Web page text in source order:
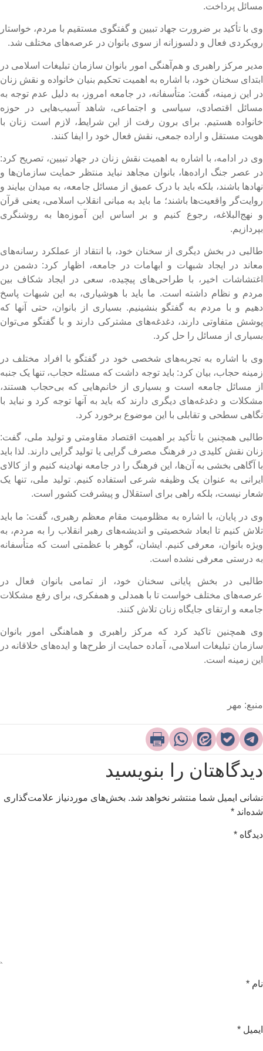
پرداخت.
با تأکید بر ضرورت جهاد تبیین و گفتگوی مستقیم با مردم، خواستار
فعال و دلسوزانه از سوی بانوان در عرصه‌های مختلف شد.
مرکز راهبری و هم‌آهنگی امور بانوان سازمان تبلیغات اسلامی در
سخنان خود، با اشاره به اهمیت تحکیم بنیان خانواده و نقش زنان
این زمینه، گفت: متأسفانه، در جامعه امروز، به دلیل عدم توجه به
اقتصادی، سیاسی و اجتماعی، شاهد آسیب‌هایی در حوزه
هستیم. برای برون رفت از این شرایط، لازم است زنان با
مستقل و اراده جمعی، نقش فعال خود را ایفا کنند.
در ادامه، با اشاره به اهمیت نقش زنان در جهاد تبیین، تصریح کرد:
عصر جنگ اراده‌ها، بانوان مجاهد نباید منتظر حمایت سازمان‌ها و
باشند، بلکه باید با درک عمیق از مسائل جامعه، به میدان بیایند و
واقعیت‌ها باشند؛ ما باید به مبانی انقلاب اسلامی، یعنی قرآن
نهج‌البلاغه، رجوع کنیم و بر اساس این آموزه‌ها به روشنگری
در بخش دیگری از سخنان خود، با انتقاد از عملکرد رسانه‌های
در ایجاد شبهات و ابهامات در جامعه، اظهار کرد: دشمن در
اخیر، با طراحی‌های پیچیده، سعی در ایجاد شکاف بین
و نظام داشته است. ما باید با هوشیاری، به این شبهات پاسخ
و با مردم به گفتگو بنشینیم. بسیاری از بانوان، حتی آنها که
متفاوتی دارند، دغدغه‌های مشترکی دارند و با گفتگو می‌توان
از مسائل را حل کرد.
با اشاره به تجربه‌های شخصی خود در گفتگو با افراد مختلف در
حجاب، بیان کرد: باید توجه داشت که مسئله حجاب، تنها یک جنبه
مسائل جامعه است و بسیاری از خانم‌هایی که بی‌حجاب هستند،
و دغدغه‌های دیگری دارند که باید به آنها توجه کرد و نباید با
سطحی و تقابلی با این موضوع برخورد کرد.
همچنین با تأکید بر اهمیت اقتصاد مقاومتی و تولید ملی، گفت:
نقش کلیدی در فرهنگ مصرف گرایی یا تولید گرایی دارند. لذا باید
آگاهی بخشی به آن‌ها، این فرهنگ را در جامعه نهادینه کنیم و از کالای
به عنوان یک وظیفه شرعی استفاده کنیم. تولید ملی، تنها یک
نیست، بلکه راهی برای استقلال و پیشرفت کشور است.
در پایان، با اشاره به مظلومیت مقام معظم رهبری، گفت: ما باید
کنیم تا ابعاد شخصیتی و اندیشه‌های رهبر انقلاب را به مردم، به
بانوان، معرفی کنیم. ایشان، گوهر با عظمتی است که متأسفانه
درستی معرفی نشده است.
در بخش پایانی سخنان خود، از تمامی بانوان فعال در
مختلف خواست تا با همدلی و همفکری، برای رفع مشکلات
و ارتقای جایگاه زنان تلاش کنند.
همچنین تاکید کرد که مرکز راهبری و هماهنگی امور بانوان
تبلیغات اسلامی، آماده حمایت از طرح‌ها و ایده‌های خلاقانه در
زمینه است.
مهر
را بنویسید
ایمیل شما منتشر نخواهد شد. بخش‌های موردنیاز علامت‌گذاری
*
*
*
*